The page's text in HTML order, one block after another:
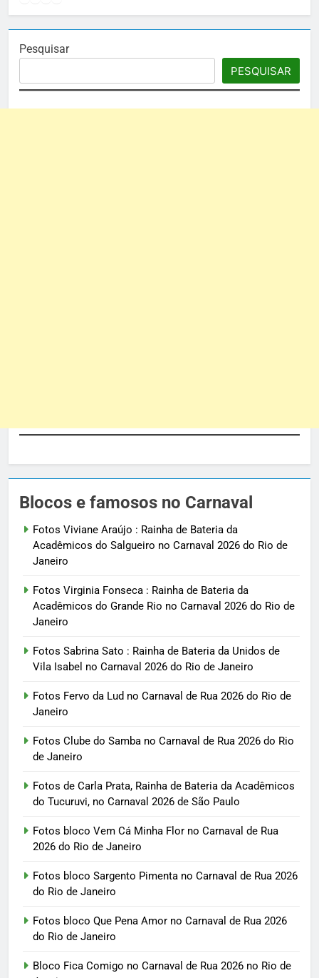
Pesquisar
PESQUISAR
Blocos e famosos no Carnaval
Fotos Viviane Araújo : Rainha de Bateria da
Acadêmicos do Salgueiro no Carnaval 2026 do Rio de
Janeiro
Fotos Virginia Fonseca : Rainha de Bateria da
Acadêmicos do Grande Rio no Carnaval 2026 do Rio de
Janeiro
Fotos Sabrina Sato : Rainha de Bateria da Unidos de
Vila Isabel no Carnaval 2026 do Rio de Janeiro
Fotos Fervo da Lud no Carnaval de Rua 2026 do Rio de
Janeiro
Fotos Clube do Samba no Carnaval de Rua 2026 do Rio
de Janeiro
Fotos de Carla Prata, Rainha de Bateria da Acadêmicos
do Tucuruvi, no Carnaval 2026 de São Paulo
Fotos bloco Vem Cá Minha Flor no Carnaval de Rua
2026 do Rio de Janeiro
Fotos bloco Sargento Pimenta no Carnaval de Rua 2026
do Rio de Janeiro
Fotos bloco Que Pena Amor no Carnaval de Rua 2026
do Rio de Janeiro
Bloco Fica Comigo no Carnaval de Rua 2026 no Rio de